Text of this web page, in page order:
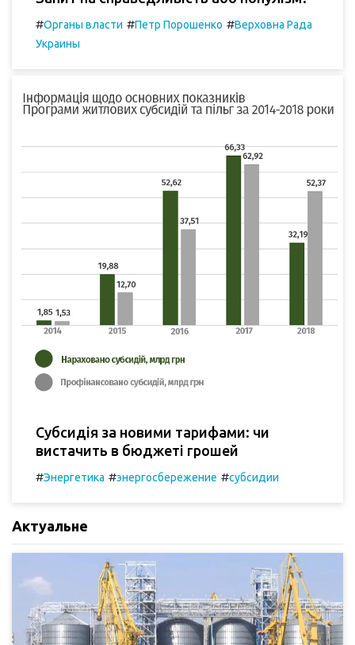
#Органы власти #Петр Порошенко #Верховна Рада
Украины
Субсидія за новими тарифами: чи
вистачить в бюджеті грошей
#Энергетика #энергосбережение #субсидии
Актуальне